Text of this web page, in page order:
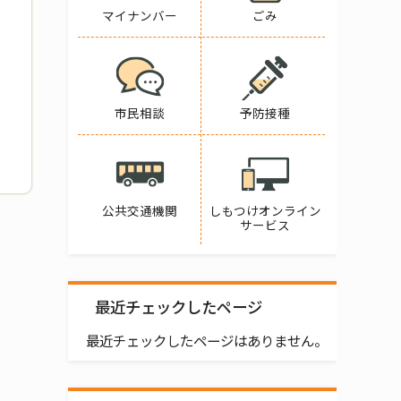
マイナンバー ごみ
市民相談 予防接種
公共交通機関
しもつけオンライン
サービス
最近チェックしたページ
最近チェックしたページはありません。